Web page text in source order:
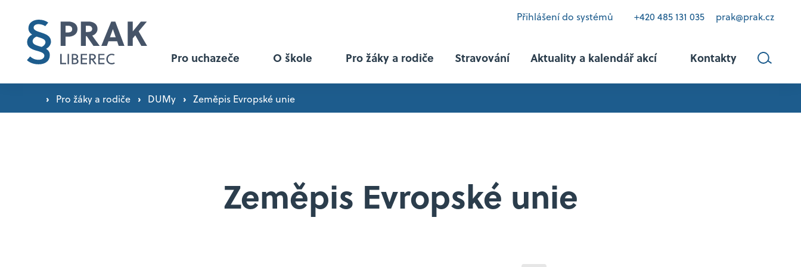
Pro uchazeče
Právní činnost se zaměřením na mezinárodní vztahy
Právní činnost se zaměřením na hospodářskou kriminalitu
O škole Pro žáky a rodiče Stravování Aktuality a kalendář akcí Kontakty
Přihlášení do systémů +420 485 131 035 prak@prak.cz
› Pro žáky a rodiče › DUMy › Zeměpis Evropské unie
Zeměpis Evropské unie